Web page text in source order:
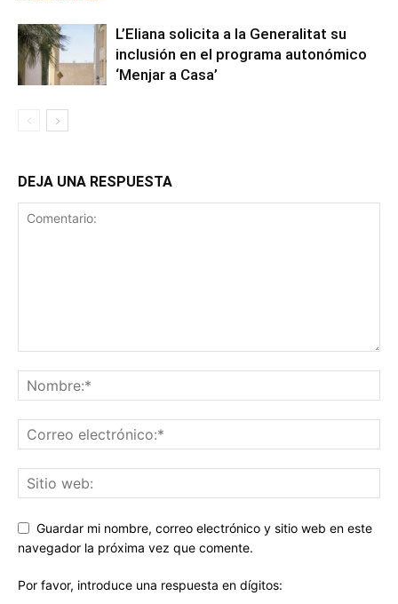
L’Eliana solicita a la Generalitat su
inclusión en el programa autonómico
‘Menjar a Casa’
DEJA UNA RESPUESTA
Guardar mi nombre, correo electrónico y sitio web en este
navegador la próxima vez que comente.
Por favor, introduce una respuesta en dígitos: